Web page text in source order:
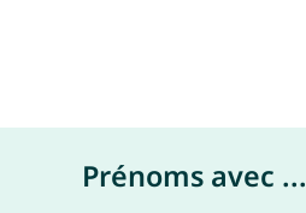
Prénoms avec ...